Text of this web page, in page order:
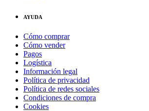
AYUDA
Cómo comprar
Cómo vender
Pagos
Logística
Información legal
Política de privacidad
Política de redes sociales
Condiciones de compra
Cookies